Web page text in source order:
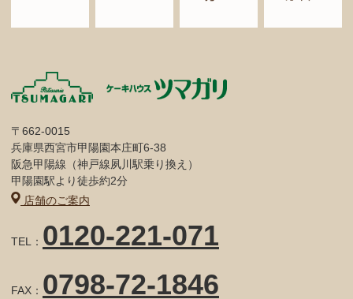
〒662-0015
兵庫県西宮市甲陽園本庄町6-38
阪急甲陽線（神戸線夙川駅乗り換え）
甲陽園駅より徒歩約2分
店舗のご案内
TEL： 0120-221-071
FAX： 0798-72-1846